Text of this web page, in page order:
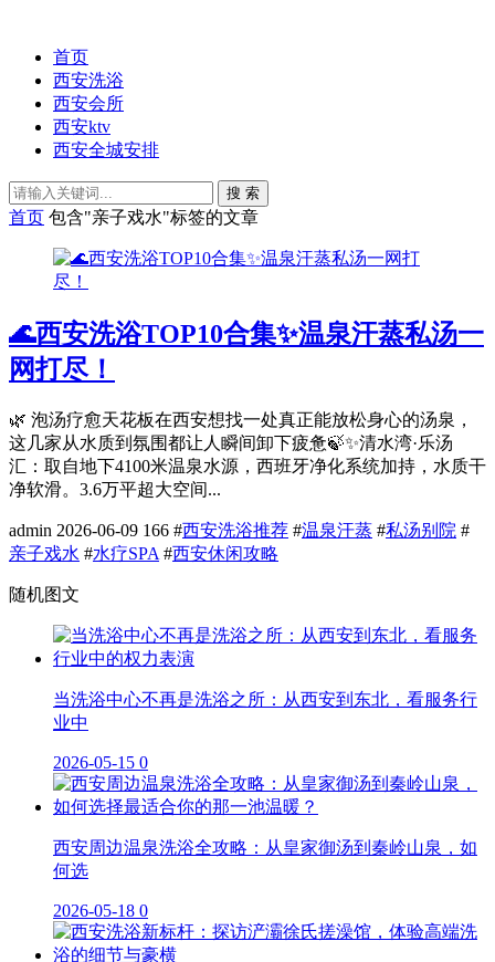
首页
西安洗浴
西安会所
西安ktv
西安全城安排
搜 索
首页 包含"亲子戏水"标签的文章
🌊西安洗浴TOP10合集✨温泉汗蒸私汤一
网打尽！
🌿 泡汤疗愈天花板在西安想找一处真正能放松身心的汤泉，
这几家从水质到氛围都让人瞬间卸下疲惫🍃✨清水湾·乐汤
汇：取自地下4100米温泉水源，西班牙净化系统加持，水质干
净软滑。3.6万平超大空间...
admin 2026-06-09 166 #西安洗浴推荐 #温泉汗蒸 #私汤别院 #
亲子戏水 #水疗SPA #西安休闲攻略
随机图文
当洗浴中心不再是洗浴之所：从西安到东北，看服务行
业中
2026-05-15 0
西安周边温泉洗浴全攻略：从皇家御汤到秦岭山泉，如
何选
2026-05-18 0